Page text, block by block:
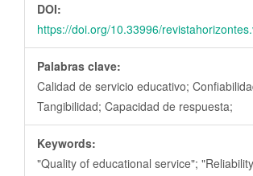
DOI:
https://doi.org/10.33996/
Palabras clave:
Calidad de servicio educativo;
Tangibilidad; Capacidad de respuesta;
Keywords:
"Quality of educational service";